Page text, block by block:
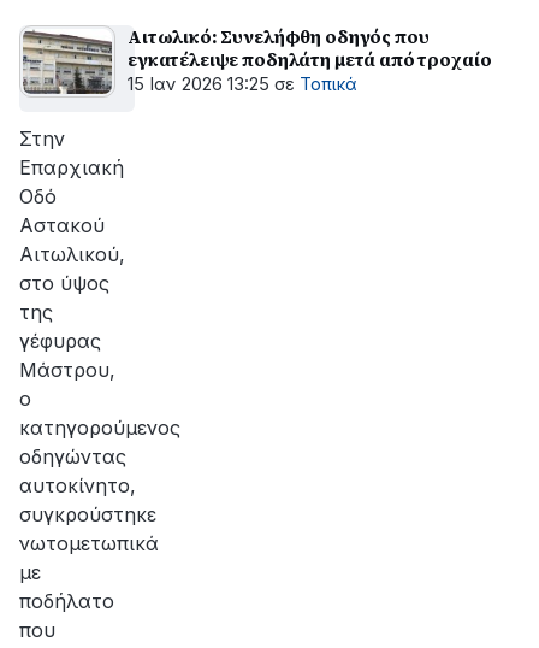
Αιτωλικό: Συνελήφθη οδηγός που
εγκατέλειψε ποδηλάτη μετά από τροχαίο
15 Ιαν 2026 13:25 σε Τοπικά
Στην
Επαρχιακή
Οδό
Αστακού
Αιτωλικού,
στο ύψος
της
γέφυρας
Μάστρου,
ο
κατηγορούμενος
οδηγώντας
αυτοκίνητο,
συγκρούστηκε
νωτομετωπικά
με
ποδήλατο
που